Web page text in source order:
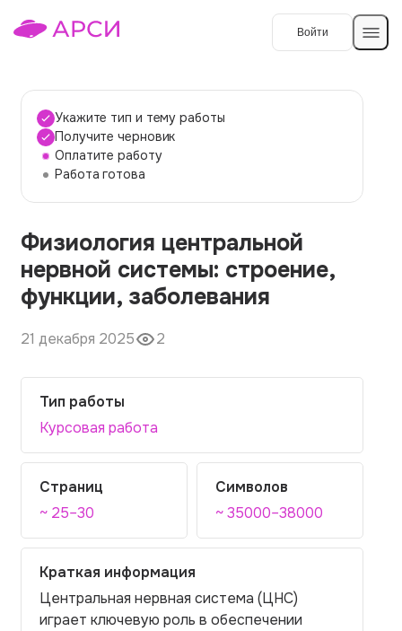
Войти
Темы работ
О сервисе
О компании
Наши гарантии
Вопросы и ответы
Контакты
Укажите тип и тему работы
Получите черновик
Оплатите работу
Работа готова
Физиология центральной
нервной системы: строение,
функции, заболевания
21 декабря 2025 2
Тип работы
Курсовая работа
Страниц
~ 25–30
Символов
~ 35000–38000
Краткая информация
Центральная нервная система (ЦНС)
играет ключевую роль в обеспечении